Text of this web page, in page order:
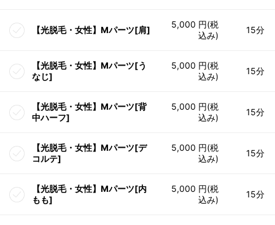
【光脱毛・女性】Mパーツ[肩]
5,000 円(税
込み)
15分
【光脱毛・女性】Mパーツ[う
なじ]
5,000 円(税
込み)
15分
【光脱毛・女性】Mパーツ[背
中ハーフ]
5,000 円(税
込み)
15分
【光脱毛・女性】Mパーツ[デ
コルテ]
5,000 円(税
込み)
15分
【光脱毛・女性】Mパーツ[内
もも]
5,000 円(税
込み)
15分